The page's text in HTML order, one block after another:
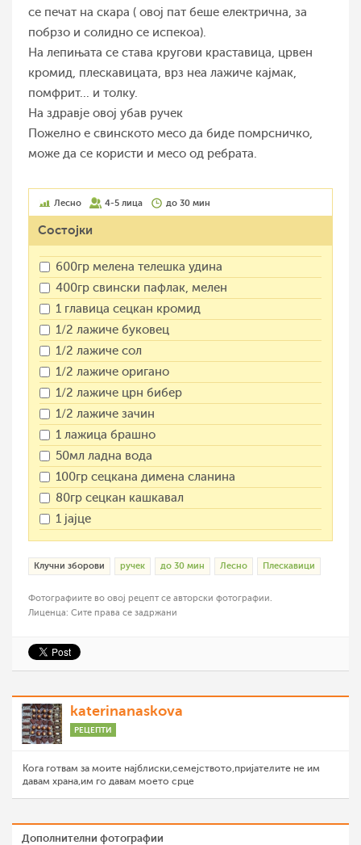
се печат на скара ( овој пат беше електрична, за
побрзо и солидно се испекоа).
На лепињата се става кругови краставица, црвен
кромид, плескавицата, врз неа лажиче кајмак,
помфрит... и толку.
На здравје овој убав ручек
Пожелно е свинското месо да биде помрсничко,
може да се користи и месо од ребрата.
Лесно 4-5 лица до 30 мин
Состојки
600гр мелена телешка удина
400гр свински пафлак, мелен
1 главица сецкан кромид
1/2 лажиче буковец
1/2 лажиче сол
1/2 лажиче оригано
1/2 лажиче црн бибер
1/2 лажиче зачин
1 лажица брашно
50мл ладна вода
100гр сецкана димена сланина
80гр сецкан кашкавал
1 јајце
Клучни зборови ручек до 30 мин Лесно Плескавици
Фотографиите во овој рецепт се авторски фотографии.
Лиценца: Сите права се задржани
katerinanaskova
РЕЦЕПТИ
Кога готвам за моите најблиски,семејството,пријателите не им
давам храна,им го давам моето срце
Дополнителни фотографии